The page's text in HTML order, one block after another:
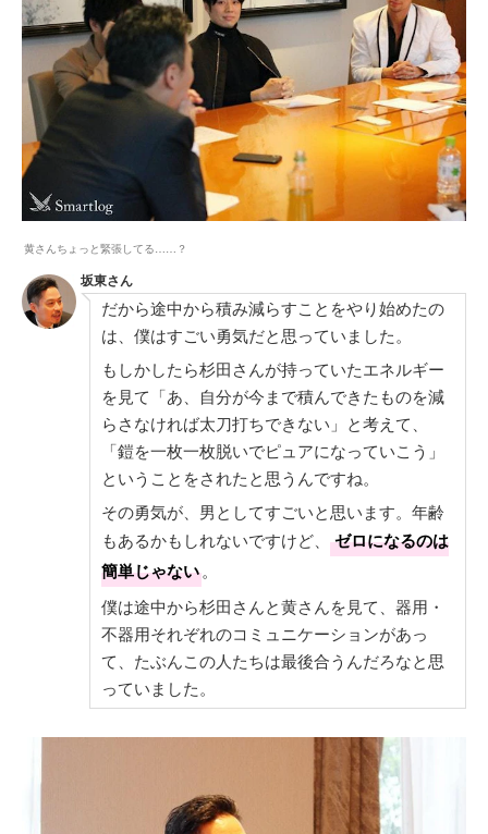
黄さんちょっと緊張してる……？
坂東さん
だから途中から積み減らすことをやり始めたの
は、僕はすごい勇気だと思っていました。
もしかしたら杉田さんが持っていたエネルギー
を見て「あ、自分が今まで積んできたものを減
らさなければ太刀打ちできない」と考えて、
「鎧を一枚一枚脱いでピュアになっていこう」
ということをされたと思うんですね。
その勇気が、男としてすごいと思います。年齢
もあるかもしれないですけど、
ゼロになるのは
簡単じゃない。
僕は途中から杉田さんと黄さんを見て、器用・
不器用それぞれのコミュニケーションがあっ
て、たぶんこの人たちは最後合うんだろなと思
っていました。